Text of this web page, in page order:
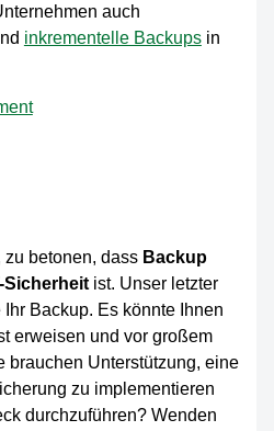
auch
inkrementelle Backupsin
betonen, dassBackup
Sicherheitist. Unser letzter
Backup. Es könnte Ihnen
erweisen und vor großem
brauchen Unterstützung, eine
zu implementieren
durchzuführen? Wenden